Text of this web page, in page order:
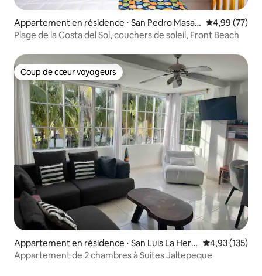
Appartement en résidence ⋅ San Pedro Masah
uat
Évaluation
4,99 (77)
Plage de la Costa del Sol, couchers de soleil, Front Beach
Coup de cœur voyageurs
Coup de cœur voyageurs
Appartement en résidence ⋅ San Luis La Herr
adura
Évaluation
4,93 (135)
Appartement de 2 chambres à Suites Jaltepeque